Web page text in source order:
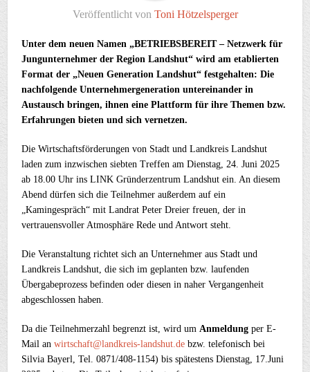
Veröffentlicht von Toni Hötzelsperger
Unter dem neuen Namen „BETRIEBSBEREIT – Netzwerk für
Jungunternehmer der Region Landshut“ wird am etablierten
Format der „Neuen Generation Landshut“ festgehalten: Die
nachfolgende Unternehmergeneration untereinander in
Austausch bringen, ihnen eine Plattform für ihre Themen bzw.
Erfahrungen bieten und sich vernetzen.
Die Wirtschaftsförderungen von Stadt und Landkreis Landshut
laden zum inzwischen siebten Treffen am Dienstag, 24. Juni 2025
ab 18.00 Uhr ins LINK Gründerzentrum Landshut ein. An diesem
Abend dürfen sich die Teilnehmer außerdem auf ein
„Kamingespräch“ mit Landrat Peter Dreier freuen, der in
vertrauensvoller Atmosphäre Rede und Antwort steht.
Die Veranstaltung richtet sich an Unternehmer aus Stadt und
Landkreis Landshut, die sich im geplanten bzw. laufenden
Übergabeprozess befinden oder diesen in naher Vergangenheit
abgeschlossen haben.
Da die Teilnehmerzahl begrenzt ist, wird umAnmeldung per E-
Mail anwirtschaft@landkreis-landshut.de bzw. telefonisch bei
Silvia Bayerl, Tel. 0871/408-1154) bis spätestens Dienstag, 17.Juni